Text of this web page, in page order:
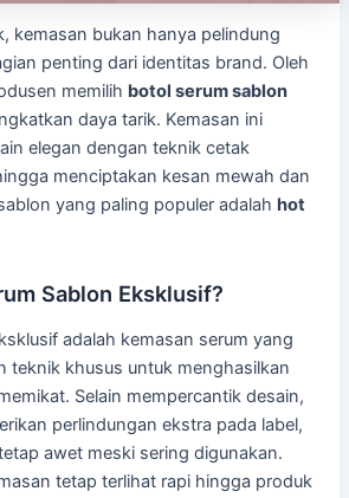
kemasan bukan hanya pelindung
penting dari identitas brand. Oleh
memilih botol serum sablon
daya tarik. Kemasan ini
elegan dengan teknik cetak
menciptakan kesan mewah dan
yang paling populer adalah hot
Sablon Eksklusif?
adalah kemasan serum yang
teknik khusus untuk menghasilkan
Selain mempercantik desain,
perlindungan ekstra pada label,
awet meski sering digunakan.
tetap terlihat rapi hingga produk